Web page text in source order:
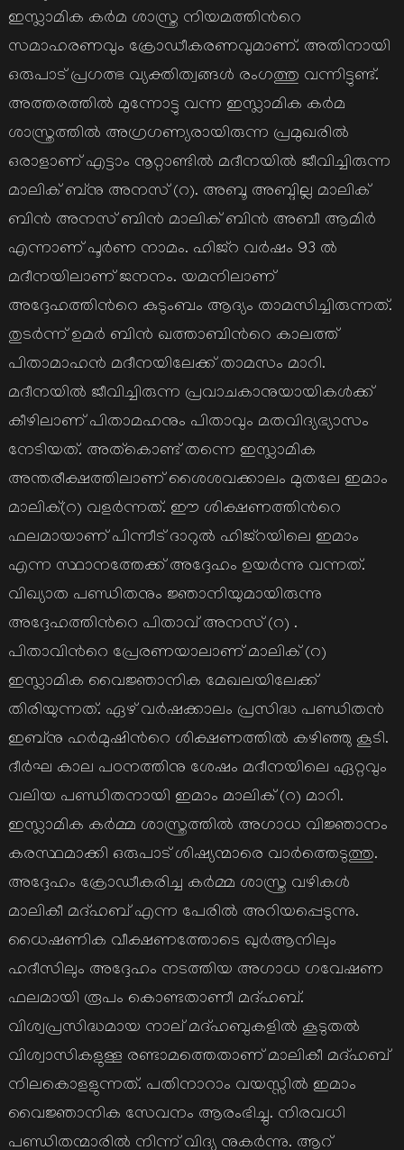
ഇസ്ലാമിക കര്‍മ ശാസ്ത്ര നിയമത്തിന്‍റെ
സമാഹരണവും ക്രോഡീകരണവുമാണ്. അതിനായി
ഒരുപാട് പ്രഗത്ഭ വ്യക്തിത്വങ്ങള്‍ രംഗത്തു വന്നിട്ടുണ്ട്.
അത്തരത്തില്‍ മുന്നോട്ടു വന്ന ഇസ്ലാമിക കര്‍മ
ശാസ്ത്രത്തില്‍ അഗ്രഗണ്യരായിരുന്ന പ്രമുഖരില്‍
ഒരാളാണ് എട്ടാം നൂറ്റാണ്ടില്‍ മദീനയില്‍ ജീവിച്ചിരുന്ന
മാലിക് ബ്നു അനസ് (റ). അബൂ അബ്ദില്ല മാലിക്
ബിന്‍ അനസ് ബിന്‍ മാലിക് ബിന്‍ അബീ ആമിര്‍
എന്നാണ് പൂര്‍ണ നാമം. ഹിജ്റ വര്‍ഷം 93 ല്‍
മദീനയിലാണ് ജനനം. യമനിലാണ്
അദ്ദേഹത്തിന്‍റെ കുടുംബം ആദ്യം താമസിച്ചിരുന്നത്.
തുടര്‍ന്ന് ഉമര്‍ ബിന്‍ ഖത്താബിന്‍റെ കാലത്ത്
പിതാമാഹന്‍ മദീനയിലേക്ക് താമസം മാറി.
മദീനയില്‍ ജീവിച്ചിരുന്ന പ്രവാചകാനുയായികള്‍ക്ക്
കീഴിലാണ് പിതാമഹനും പിതാവും മതവിദ്യഭ്യാസം
നേടിയത്. അത്കൊണ്ട് തന്നെ ഇസ്ലാമിക
അന്തരീക്ഷത്തിലാണ് ശൈശവക്കാലം മുതലേ ഇമാം
മാലിക്(റ) വളര്‍ന്നത്. ഈ ശിക്ഷണത്തിന്‍റെ
ഫലമായാണ് പിന്നീട് ദാറുല്‍ ഹിജ്റയിലെ ഇമാം
എന്ന സ്ഥാനത്തേക്ക് അദ്ദേഹം ഉയര്‍ന്നു വന്നത്.
വിഖ്യാത പണ്ഡിതനും ജ്ഞാനിയുമായിരുന്നു
അദ്ദേഹത്തിന്‍റെ പിതാവ് അനസ് (റ) .
പിതാവിന്‍റെ പ്രേരണയാലാണ് മാലിക് (റ)
ഇസ്ലാമിക വൈജ്ഞാനിക മേഖലയിലേക്ക്
തിരിയുന്നത്. ഏഴ് വര്‍ഷക്കാലം പ്രസിദ്ധ പണ്ഡിതന്‍
ഇബ്നു ഹര്‍മുഷിന്‍റെ ശിക്ഷണത്തില്‍ കഴിഞ്ഞു കൂടി.
ദീര്‍ഘ കാല പഠനത്തിനു ശേഷം മദീനയിലെ ഏറ്റവും
വലിയ പണ്ഡിതനായി ഇമാം മാലിക് (റ) മാറി.
ഇസ്ലാമിക കര്‍മ്മ ശാസ്ത്രത്തില്‍ അഗാധ വിജ്ഞാനം
കരസ്ഥമാക്കി ഒരുപാട് ശിഷ്യന്മാരെ വാര്‍ത്തെടുത്തു.
അദ്ദേഹം ക്രോഡീകരിച്ച കര്‍മ്മ ശാസ്ത്ര വഴികള്‍
മാലികീ മദ്ഹബ് എന്ന പേരില്‍ അറിയപ്പെടുന്നു.
ധൈഷണിക വീക്ഷണത്തോടെ ഖുര്‍ആനിലും
ഹദീസിലും അദ്ദേഹം നടത്തിയ അഗാധ ഗവേഷണ
ഫലമായി രൂപം കൊണ്ടതാണീ മദ്ഹബ്.
വിശ്വപ്രസിദ്ധമായ നാല് മദ്ഹബുകളില്‍ കൂടുതല്‍
വിശ്വാസികളുള്ള രണ്ടാമത്തെതാണ് മാലികീ മദ്ഹബ്
നിലകൊളളുന്നത്. പതിനാറാം വയസ്സില്‍ ഇമാം
വൈജ്ഞാനിക സേവനം ആരംഭിച്ചു. നിരവധി
പണ്ഡിതന്മാരില്‍ നിന്ന് വിദ്യ നുകര്‍ന്നു. ആറ്